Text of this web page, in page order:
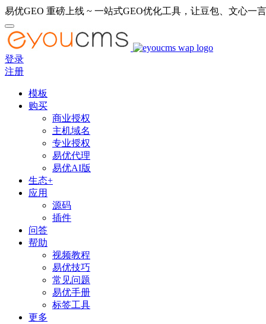
易优GEO 重磅上线 ~ 一站式GEO优化工具，让豆包、文心
登录
注册
模板
购买
商业授权
主机域名
专业授权
易优代理
易优AI版
生态+
应用
源码
插件
问答
帮助
视频教程
易优技巧
常见问题
易优手册
标签工具
更多